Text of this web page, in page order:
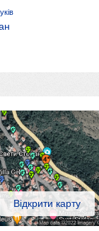
Відкрити карту